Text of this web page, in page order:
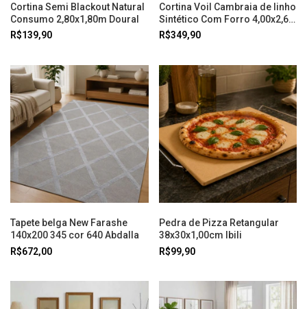
Cortina Semi Blackout Natural
Consumo 2,80x1,80m Doural
R$139,90
Cortina Voil Cambraia de linho
Sintético Com Forro 4,00x2,60
Bege Doural
R$349,90
Tapete belga New Farashe
140x200 345 cor 640 Abdalla
R$672,00
Pedra de Pizza Retangular
38x30x1,00cm Ibili
R$99,90